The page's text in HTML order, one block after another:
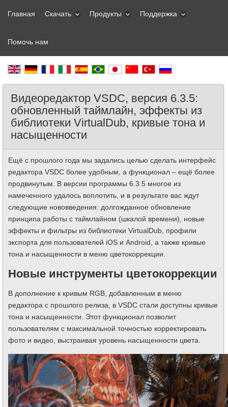
Главная Скачать Продукты Поддержка
Помочь нам
Видеоредактор VSDC, версия 6.3.5:
обновленный таймлайн, эффекты из
библиотеки VirtualDub, кривые тона и
насыщенности
Ещё с прошлого года мы задались целью сделать интерфейс
редактора VSDC более удобным, а функционал – ещё более
продвинутым. В версии программы 6.3.5 многое из
намеченного удалось воплотить, и в результате вас ждут
следующие нововведения: долгожданное обновление
принципа работы с таймлайном (шкалой времени), новые
эффекты и фильтры из библиотеки VirtualDub, профили
экспорта для пользователей iOS и Android, а также кривые
тона и насыщенности в меню цветокоррекции.
Новые инструменты цветокоррекции
В дополнение к кривым RGB, добавленным в меню
редактора с прошлого релиза, в VSDC стали доступны кривые
тона и насыщенности. Этот функционал позволит
пользователям с максимальной точностью корректировать
фото и видео, выстраивая уровень насыщенности цвета.